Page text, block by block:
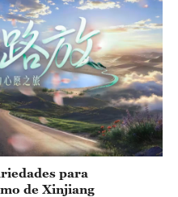
para
de Xinjiang